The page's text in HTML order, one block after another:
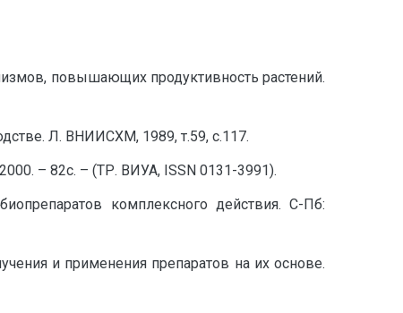
повышающих продуктивность растений.
Л. ВНИИСХМ, 1989, т.59, с.117.
– 82с. – (ТР. ВИУА, ISSN 0131-3991).
комплексного действия. С-Пб:
и применения препаратов на их основе.